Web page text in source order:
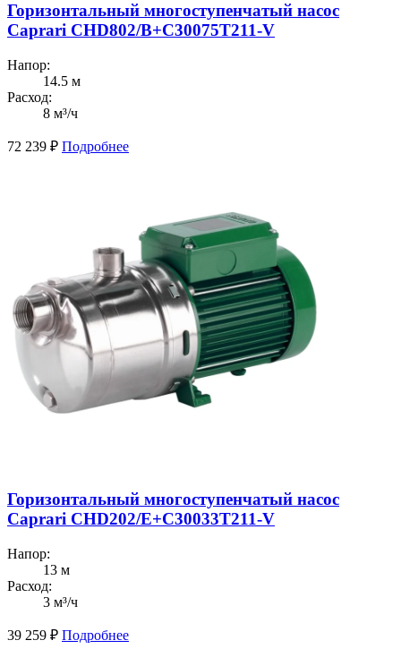
Горизонтальный многоступенчатый насос
Caprari CHD802/В+C30075T211-V
Напор:
14.5 м
Расход:
8 м³/ч
72 239 ₽ Подробнее
Горизонтальный многоступенчатый насос
Caprari CHD202/Е+C30033T211-V
Напор:
13 м
Расход:
3 м³/ч
39 259 ₽ Подробнее